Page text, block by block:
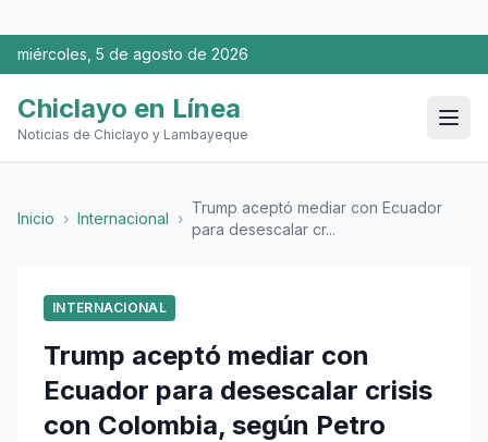
miércoles, 5 de agosto de 2026
Chiclayo en Línea
Noticias de Chiclayo y Lambayeque
Inicio › Internacional ›
Trump aceptó mediar con Ecuador
para desescalar cr...
INTERNACIONAL
Trump aceptó mediar con
Ecuador para desescalar crisis
con Colombia, según Petro